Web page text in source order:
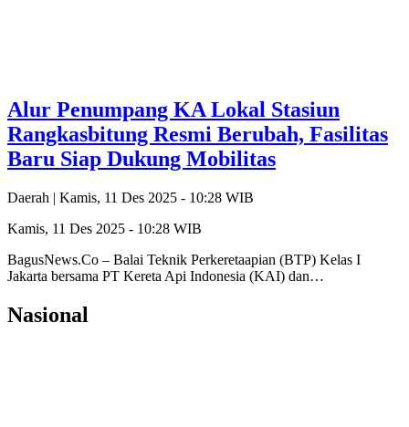
Alur Penumpang KA Lokal Stasiun
Rangkasbitung Resmi Berubah, Fasilitas
Baru Siap Dukung Mobilitas
Daerah | Kamis, 11 Des 2025 - 10:28 WIB
Kamis, 11 Des 2025 - 10:28 WIB
BagusNews.Co – Balai Teknik Perkeretaapian (BTP) Kelas I
Jakarta bersama PT Kereta Api Indonesia (KAI) dan…
Nasional